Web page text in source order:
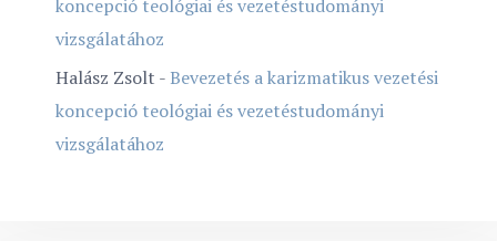
koncepció teológiai és vezetéstudományi
vizsgálatához
Halász Zsolt -Bevezetés a karizmatikus vezetési
koncepció teológiai és vezetéstudományi
vizsgálatához